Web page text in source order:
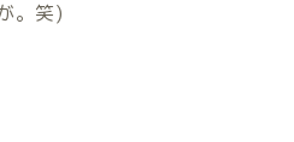
。笑)